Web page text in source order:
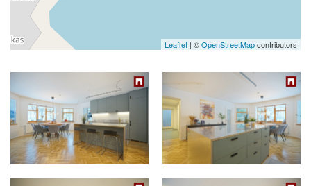
Leaflet | ©OpenStreetMapcontributors